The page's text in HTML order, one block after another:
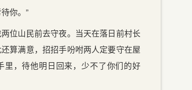
你。”
位山民前去守夜。当天在落日前村长
算满意，招招手吩咐两人定要守在屋
里，待他明日回来，少不了你们的好